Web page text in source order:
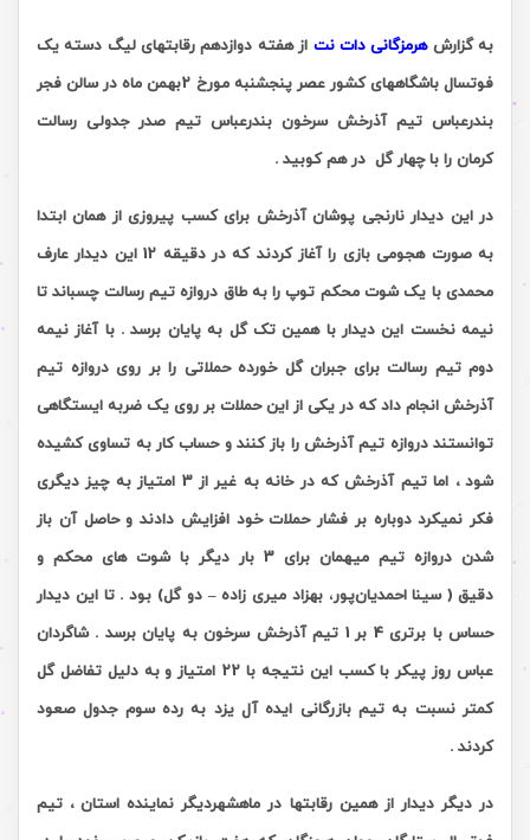
به گزارش هرمزگانی دات نت از هفته دوازدهم رقابتهای لیگ دسته یک
فوتسال باشگاههای کشور عصر پنجشنبه مورخ 2بهمن ماه در سالن فجر
بندرعباس تیم آذرخش سرخون بندرعباس تیم صدر جدولی رسالت
کرمان را با چهار گل در هم کوبید .
در این دیدار نارنجی پوشان آذرخش برای کسب پیروزی از همان ابتدا
به صورت هجومی بازی را آغاز کردند که در دقیقه 12 این دیدار عارف
محمدی با یک شوت محکم توپ را به طاق دروازه تیم رسالت چسباند تا
نیمه نخست این دیدار با همین تک گل به پایان برسد . با آغاز نیمه
دوم تیم رسالت برای جبران گل خورده حملاتی را بر روی دروازه تیم
آذرخش انجام داد که در یکی از این حملات بر روی یک ضربه ایستگاهی
توانستند دروازه تیم آذرخش را باز کنند و حساب کار به تساوی کشیده
شود ، اما تیم آذرخش که در خانه به غیر از 3 امتیاز به چیز دیگری
فکر نمیکرد دوباره بر فشار حملات خود افزایش دادند و حاصل آن باز
شدن دروازه تیم میهمان برای 3 بار دیگر با شوت های محکم و
دقیق ( سینا احمدیان‌پور،بهزاد میری زاده – دو گل) بود . تا این دیدار
حساس با برتری 4 بر 1 تیم آذرخش سرخون به پایان برسد . شاگردان
عباس روز پیکر با کسب این نتیجه با 22 امتیاز و به دلیل تفاضل گل
کمتر نسبت به تیم بازرگانی ایده آل یزد به رده سوم جدول صعود
کردند .
در دیگر دیدار از همین رقابتها در ماهشهردیگر نماینده استان ، تیم